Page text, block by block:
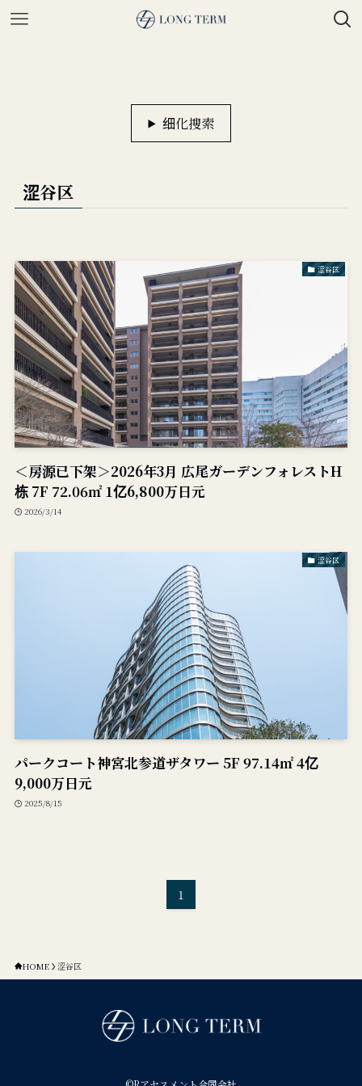
细化搜索
涩谷区
涩谷区
＜房源已下架＞2026年3月 広尾ガーデンフォレストH
栋 7F 72.06㎡ 1亿6,800万日元
2026/3/14
涩谷区
パークコート神宮北参道ザタワー 5F 97.14㎡ 4亿
9,000万日元
2025/8/15
1
HOME 涩谷区